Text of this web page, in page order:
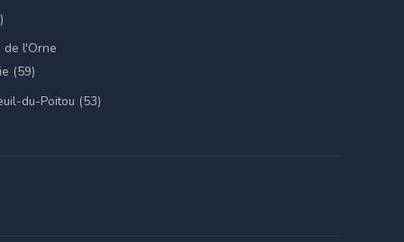
de l'Orne
(59)
du-Poitou (53)